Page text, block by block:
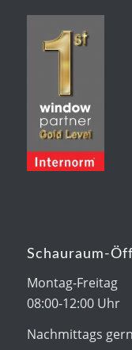
Schauraum-
Montag-Freitag
08:00-12:00 Uhr
Nachmittags